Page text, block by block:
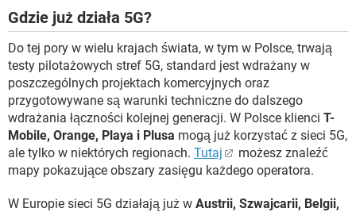
Gdzie już działa 5G?
Do tej pory w wielu krajach świata, w tym w Polsce, trwają
testy pilotażowych stref 5G, standard jest wdrażany w
poszczególnych projektach komercyjnych oraz
przygotowywane są warunki techniczne do dalszego
wdrażania łączności kolejnej generacji. W Polsce klienci T-
Mobile, Orange, Playa i Plusa mogą już korzystać z sieci 5G,
ale tylko w niektórych regionach. Tutaj
możesz znaleźć
mapy pokazujące obszary zasięgu każdego operatora.
W Europie sieci 5G działają już w Austrii, Szwajcarii, Belgii,